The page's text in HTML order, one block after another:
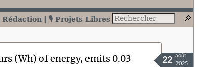
Rédaction 🎙️ Projets Libres
(Wh) of energy, emits 0.03
22
août
2025